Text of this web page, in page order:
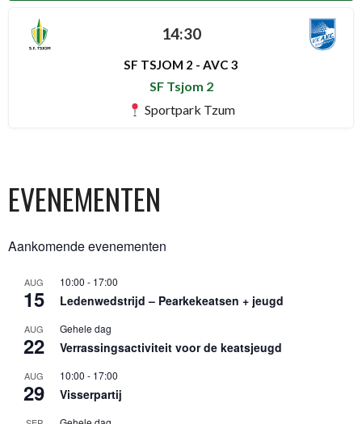
14:30
SF TSJOM 2 - AVC 3
SF Tsjom 2
Sportpark Tzum
EVENEMENTEN
Aankomende evenementen
AUG
15
10:00 - 17:00
Ledenwedstrijd – Pearkekeatsen + jeugd
AUG
22
Gehele dag
Verrassingsactiviteit voor de keatsjeugd
AUG
29
10:00 - 17:00
Visserpartij